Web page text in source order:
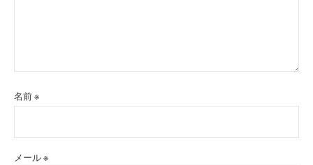
名前※
メール※